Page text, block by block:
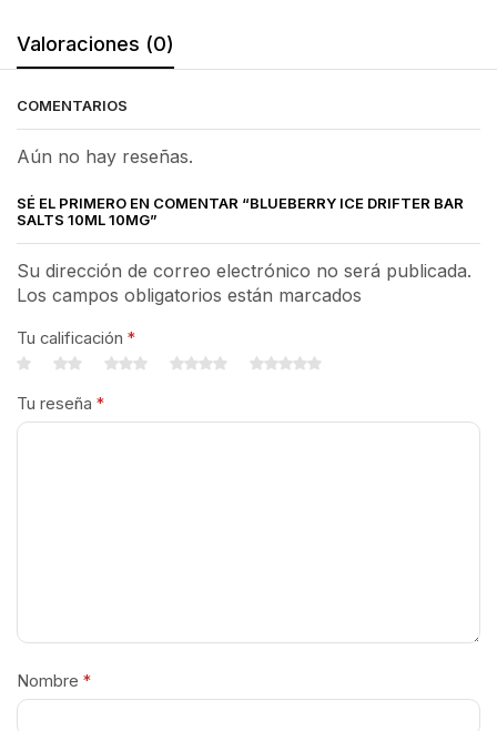
Valoraciones (0)
COMENTARIOS
Aún no hay reseñas.
SÉ EL PRIMERO EN COMENTAR “BLUEBERRY ICE DRIFTER BAR
SALTS 10ML 10MG”
Su dirección de correo electrónico no será publicada.
Los campos obligatorios están marcados
Tu calificación *
Tu reseña *
Nombre *